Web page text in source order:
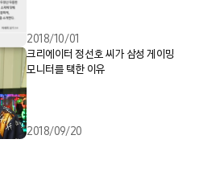
2018/10/01
크리에이터 정선호 씨가 삼성 게이밍
모니터를 택한 이유
2018/09/20